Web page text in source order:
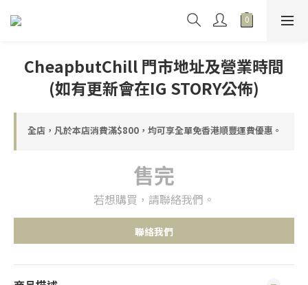
CheapbutChill 門市地址及營業時間
(如有更新會在IG STORY公佈)
全店，凡於本店消費滿$800，均可享全單免香港順豐運費優惠。
售完
若想購買，請聯絡我們。
聯絡我們